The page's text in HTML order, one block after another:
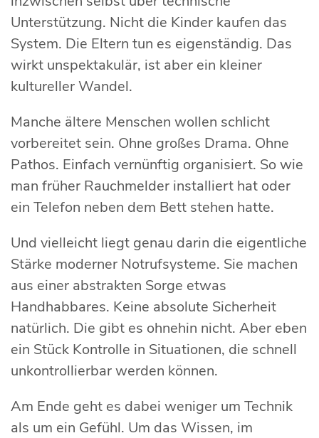
Unterstützung. Nicht die Kinder kaufen das
System. Die Eltern tun es eigenständig. Das
wirkt unspektakulär, ist aber ein kleiner
kultureller Wandel.
Manche ältere Menschen wollen schlicht
vorbereitet sein. Ohne großes Drama. Ohne
Pathos. Einfach vernünftig organisiert. So wie
man früher Rauchmelder installiert hat oder
ein Telefon neben dem Bett stehen hatte.
Und vielleicht liegt genau darin die eigentliche
Stärke moderner Notrufsysteme. Sie machen
aus einer abstrakten Sorge etwas
Handhabbares. Keine absolute Sicherheit
natürlich. Die gibt es ohnehin nicht. Aber eben
ein Stück Kontrolle in Situationen, die schnell
unkontrollierbar werden können.
Am Ende geht es dabei weniger um Technik
als um ein Gefühl. Um das Wissen, im